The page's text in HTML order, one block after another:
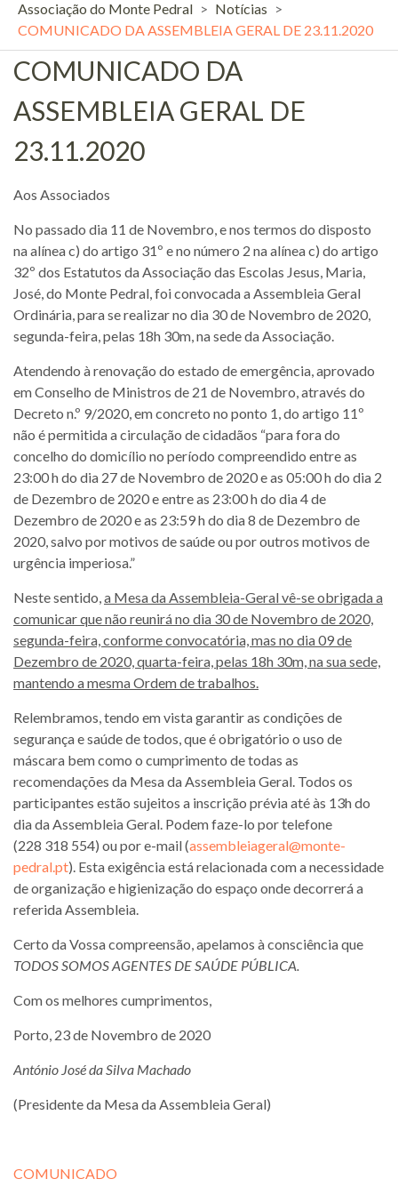
Associação do Monte Pedral > Notícias >
COMUNICADO DA ASSEMBLEIA GERAL DE 23.11.2020
COMUNICADO DA
ASSEMBLEIA GERAL DE
23.11.2020
Aos Associados
No passado dia 11 de Novembro, e nos termos do disposto
na alínea c) do artigo 31º e no número 2 na alínea c) do artigo
32º dos Estatutos da Associação das Escolas Jesus, Maria,
José, do Monte Pedral, foi convocada a Assembleia Geral
Ordinária, para se realizar no dia 30 de Novembro de 2020,
segunda-feira, pelas 18h 30m, na sede da Associação.
Atendendo à renovação do estado de emergência, aprovado
em Conselho de Ministros de 21 de Novembro, através do
Decreto n.º 9/2020, em concreto no ponto 1, do artigo 11º
não é permitida a circulação de cidadãos “para fora do
concelho do domicílio no período compreendido entre as
23:00 h do dia 27 de Novembro de 2020 e as 05:00 h do dia 2
de Dezembro de 2020 e entre as 23:00 h do dia 4 de
Dezembro de 2020 e as 23:59 h do dia 8 de Dezembro de
2020, salvo por motivos de saúde ou por outros motivos de
urgência imperiosa.”
Neste sentido,a Mesa da Assembleia-Geral vê-se obrigada a
comunicar que não reunirá no dia 30 de Novembro de 2020,
segunda-feira, conforme convocatória, mas no dia 09 de
Dezembro de 2020, quarta-feira, pelas 18h 30m, na sua sede,
mantendo a mesma Ordem de trabalhos.
Relembramos, tendo em vista garantir as condições de
segurança e saúde de todos, que é obrigatório o uso de
máscara bem como o cumprimento de todas as
recomendações da Mesa da Assembleia Geral. Todos os
participantes estão sujeitos a inscrição prévia até às 13h do
dia da Assembleia Geral. Podem faze-lo por telefone
(228 318 554) ou por e-mail (assembleiageral@monte-
pedral.pt). Esta exigência está relacionada com a necessidade
de organização e higienização do espaço onde decorrerá a
referida Assembleia.
Certo da Vossa compreensão, apelamos à consciência que
TODOS SOMOS AGENTES DE SAÚDE PÚBLICA.
Com os melhores cumprimentos,
Porto, 23 de Novembro de 2020
António José da Silva Machado
(Presidente da Mesa da Assembleia Geral)
COMUNICADO